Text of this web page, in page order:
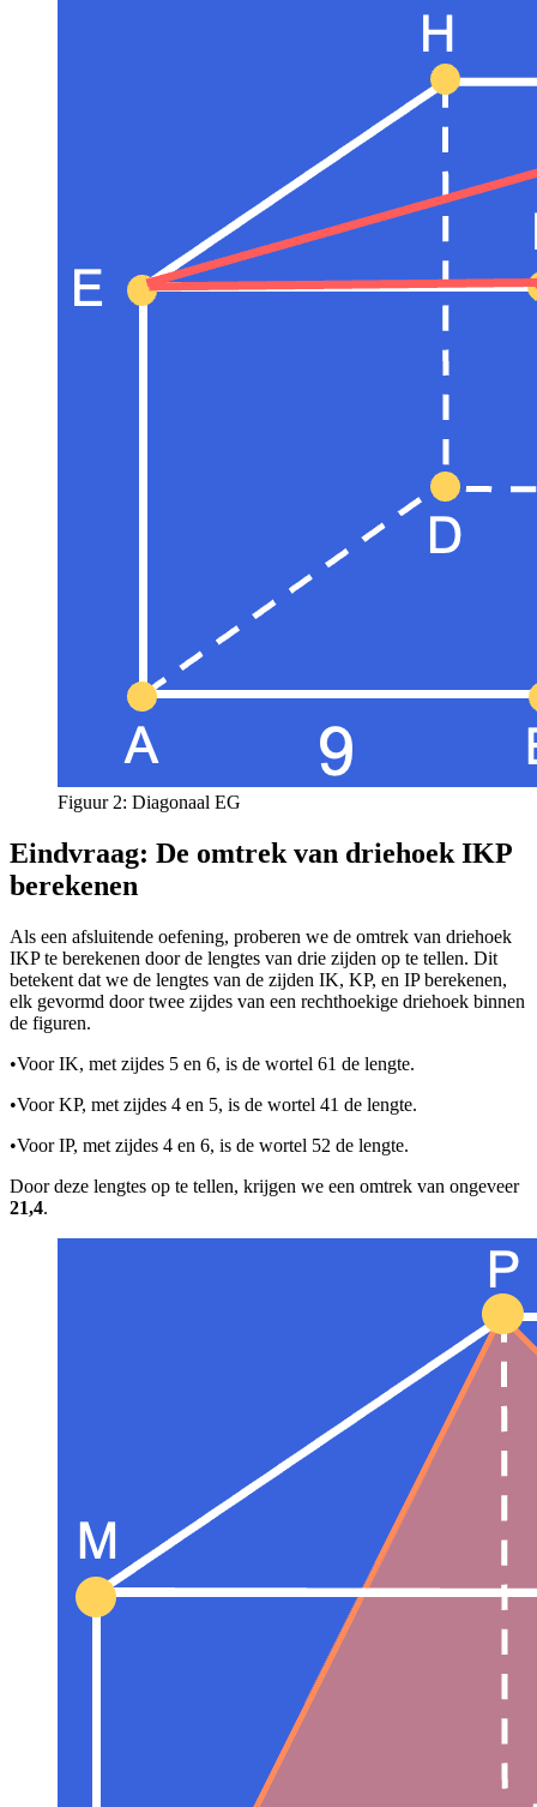
Figuur 2: Diagonaal EG
Eindvraag: De omtrek van driehoek IKP
berekenen
Als een afsluitende oefening, proberen we de omtrek van driehoek
IKP te berekenen door de lengtes van drie zijden op te tellen. Dit
betekent dat we de lengtes van de zijden IK, KP, en IP berekenen,
elk gevormd door twee zijdes van een rechthoekige driehoek binnen
de figuren.
•Voor IK, met zijdes 5 en 6, is de wortel 61 de lengte.
•Voor KP, met zijdes 4 en 5, is de wortel 41 de lengte.
•Voor IP, met zijdes 4 en 6, is de wortel 52 de lengte.
Door deze lengtes op te tellen, krijgen we een omtrek van ongeveer
21,4.